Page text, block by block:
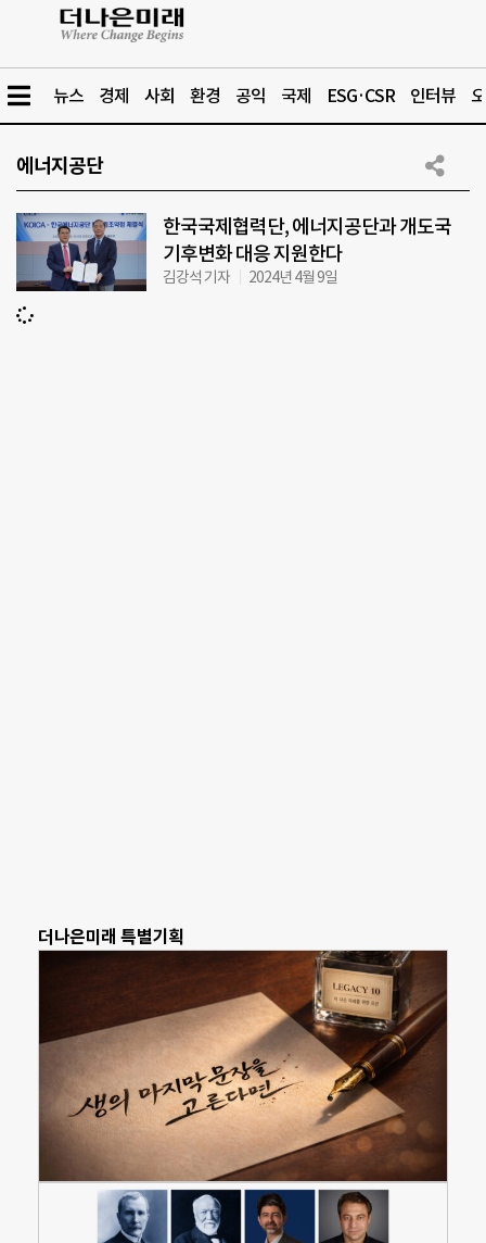
뉴스 경제 사회 환경 공익 국제 ESG·CSR 인터뷰
에너지공단
한국국제협력단, 에너지공단과 개도국
기후변화 대응 지원한다
김강석 기자 2024년 4월 9일
더나은미래 특별기획